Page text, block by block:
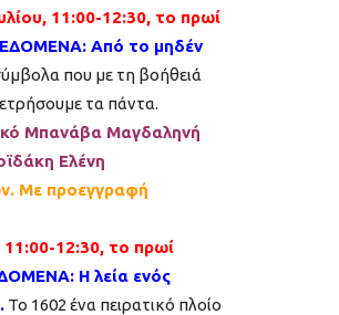
11:00-12:30, το πρωί
Από το μηδέν
που με τη βοήθειά
τα πάντα.
Μπανάβα Μαγδαληνή
Ελένη
Με προεγγραφή
11:00-12:30, το πρωί
Η λεία ενός
Το 1602 ένα πειρατικό πλοίο